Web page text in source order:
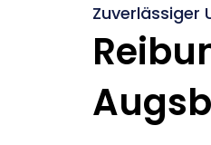
Zuverlässiger